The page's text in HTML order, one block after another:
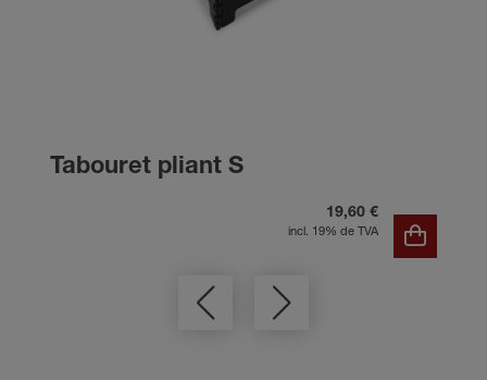
Tabouret pliant S
19,60 €
incl. 19% de TVA